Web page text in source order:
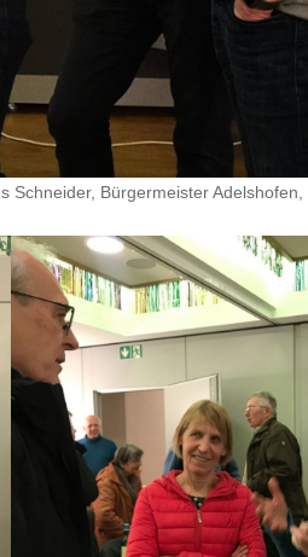
Bürgermeister Adelshofen,